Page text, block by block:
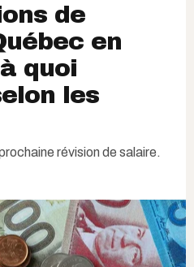
de
en
quoi
les
révision de salaire.